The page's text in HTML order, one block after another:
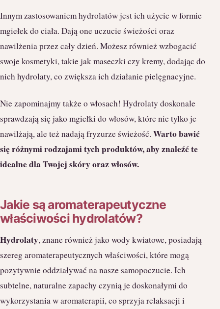
Innym zastosowaniem hydrolatów jest ich użycie w formie
mgiełek do ciała. Dają one uczucie świeżości oraz
nawilżenia przez cały dzień. Możesz również wzbogacić
swoje kosmetyki, takie jak maseczki czy kremy, dodając do
nich hydrolaty, co zwiększa ich działanie pielęgnacyjne.
Nie zapominajmy także o włosach! Hydrolaty doskonale
sprawdzają się jako mgiełki do włosów, które nie tylko je
nawilżają, ale też nadają fryzurze świeżość. Warto bawić
się różnymi rodzajami tych produktów, aby znaleźć te
idealne dla Twojej skóry oraz włosów.
Jakie są aromaterapeutyczne
właściwości hydrolatów?
Hydrolaty, znane również jako wody kwiatowe, posiadają
szereg aromaterapeutycznych właściwości, które mogą
pozytywnie oddziaływać na nasze samopoczucie. Ich
subtelne, naturalne zapachy czynią je doskonałymi do
wykorzystania w aromaterapii, co sprzyja relaksacji i